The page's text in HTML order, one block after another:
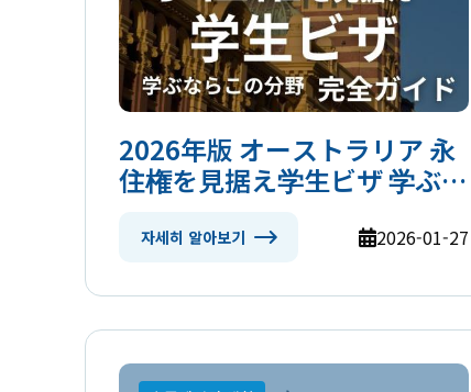
2026年版 オーストラリア 永
住権を見据え学生ビザ 学ぶな
자세히 알아보기 2026-01-27